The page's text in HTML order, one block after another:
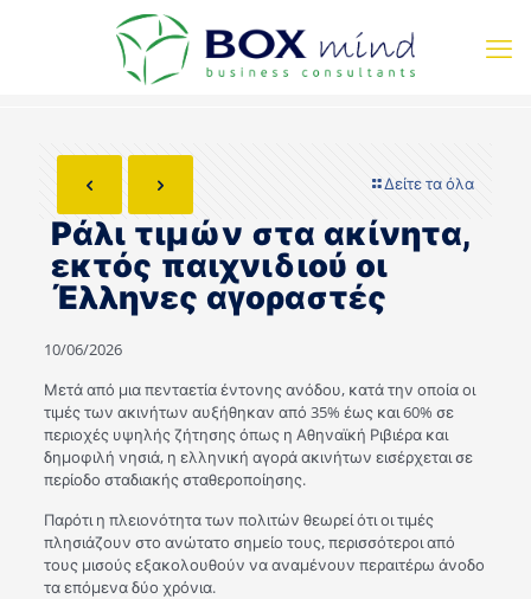
Δείτε τα όλα
Ράλι τιμών στα ακίνητα,
εκτός παιχνιδιού οι
Έλληνες αγοραστές
10/06/2026
Μετά από μια πενταετία έντονης ανόδου, κατά την οποία οι
τιμές των ακινήτων αυξήθηκαν από 35% έως και 60% σε
περιοχές υψηλής ζήτησης όπως η Αθηναϊκή Ριβιέρα και
δημοφιλή νησιά, η ελληνική αγορά ακινήτων εισέρχεται σε
περίοδο σταδιακής σταθεροποίησης.
Παρότι η πλειονότητα των πολιτών θεωρεί ότι οι τιμές
πλησιάζουν στο ανώτατο σημείο τους, περισσότεροι από
τους μισούς εξακολουθούν να αναμένουν περαιτέρω άνοδο
τα επόμενα δύο χρόνια.